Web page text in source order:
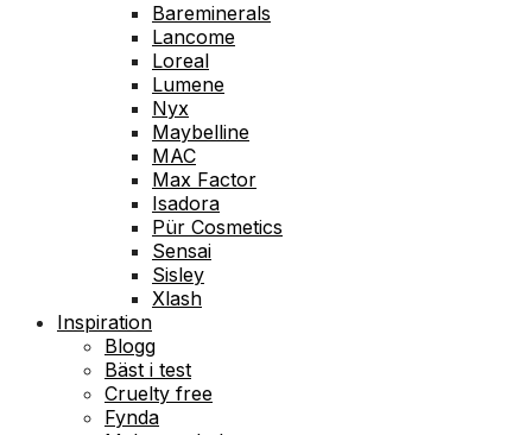
Bareminerals
Lancome
Loreal
Lumene
Nyx
Maybelline
MAC
Max Factor
Isadora
Pür Cosmetics
Sensai
Sisley
Xlash
Inspiration
Blogg
Bäst i test
Cruelty free
Fynda